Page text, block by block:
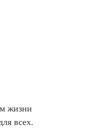
жизни
всех.